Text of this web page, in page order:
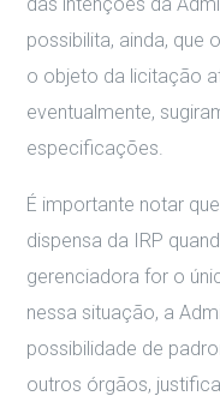
possibilita, ainda, que
o objeto da licitação
eventualmente,
especificações.
É importante notar
dispensa da IRP
gerenciadora for o
nessa situação, a
possibilidade de
outros órgãos,